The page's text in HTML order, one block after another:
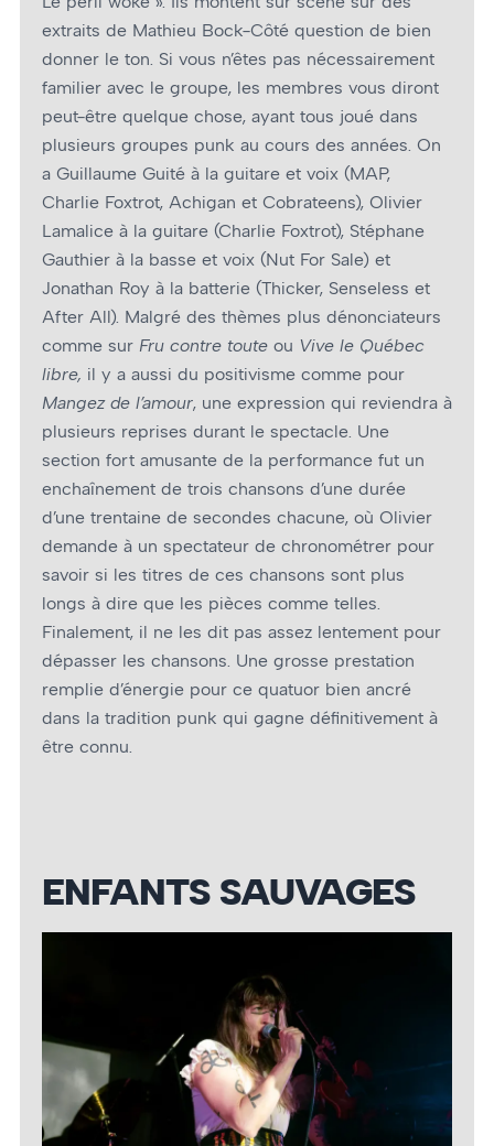
extraits de Mathieu Bock-Côté question de bien
donner le ton. Si vous n’êtes pas nécessairement
familier avec le groupe, les membres vous diront
peut-être quelque chose, ayant tous joué dans
plusieurs groupes punk au cours des années. On
a Guillaume Guité à la guitare et voix (MAP,
Charlie Foxtrot, Achigan et Cobrateens), Olivier
Lamalice à la guitare (Charlie Foxtrot), Stéphane
Gauthier à la basse et voix (Nut For Sale) et
Jonathan Roy à la batterie (Thicker, Senseless et
After All). Malgré des thèmes plus dénonciateurs
comme sur Fru contre toute ou Vive le Québec
libre, il y a aussi du positivisme comme pour
Mangez de l’amour, une expression qui reviendra à
plusieurs reprises durant le spectacle. Une
section fort amusante de la performance fut un
enchaînement de trois chansons d’une durée
d’une trentaine de secondes chacune, où Olivier
demande à un spectateur de chronométrer pour
savoir si les titres de ces chansons sont plus
longs à dire que les pièces comme telles.
Finalement, il ne les dit pas assez lentement pour
dépasser les chansons. Une grosse prestation
remplie d’énergie pour ce quatuor bien ancré
dans la tradition punk qui gagne définitivement à
être connu.
ENFANTS SAUVAGES